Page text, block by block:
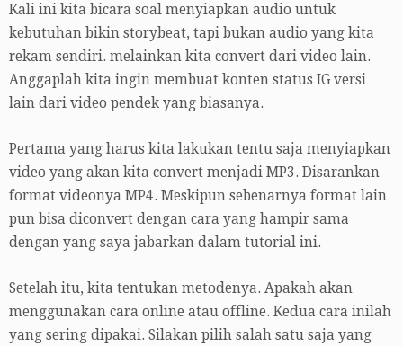
Kali ini kita bicara soal menyiapkan audio untuk
kebutuhan bikin storybeat, tapi bukan audio yang kita
rekam sendiri. melainkan kita convert dari video lain.
Anggaplah kita ingin membuat konten status IG versi
lain dari video pendek yang biasanya.
Pertama yang harus kita lakukan tentu saja menyiapkan
video yang akan kita convert menjadi MP3. Disarankan
format videonya MP4. Meskipun sebenarnya format lain
pun bisa diconvert dengan cara yang hampir sama
dengan yang saya jabarkan dalam tutorial ini.
Setelah itu, kita tentukan metodenya. Apakah akan
menggunakan cara online atau offline. Kedua cara inilah
yang sering dipakai. Silakan pilih salah satu saja yang